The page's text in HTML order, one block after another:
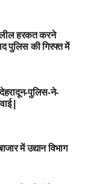
हरकत करने
पुलिस की गिरफ्त में
पुलिस-ने-
|
में उद्यान विभाग